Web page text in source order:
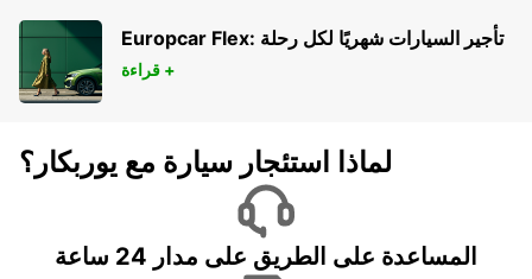
AIRE SUR L'ADOUR - FRANCE
Europcar Flex: تأجير السيارات شهريًا لكل رحلة
قراءة +
لماذا استئجار سيارة مع يوربكار؟
المساعدة على الطريق على مدار 24 ساعة